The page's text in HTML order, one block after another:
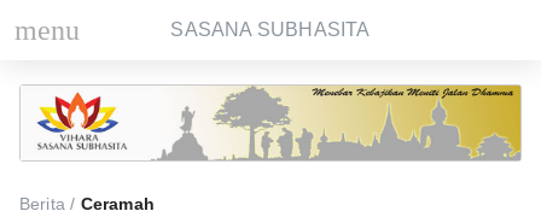
Berita / Ceramah
menu SASANA SUBHASITA